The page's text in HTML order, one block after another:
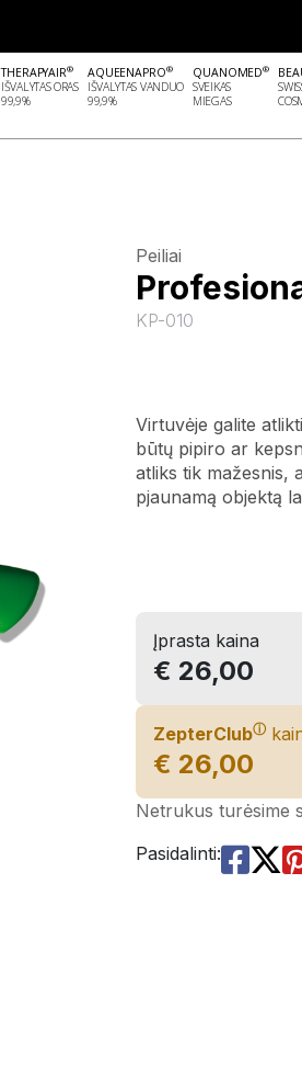
THERAPYAIR®
IŠVALYTAS ORAS
99,9%
AQUEENAPRO®
IŠVALYTAS VANDUO
99,9%
QUANOMED®
SVEIKAS
MIEGAS
Peiliai
KP-010
Virtuvėje galite
būtų pipiro ar
atliks tik mažesnis,
pjaunamą
Įprasta kaina
€ 26,00
ZepterClubⓘ
€ 26,00
Netrukus turėsime
Pasidalinti: